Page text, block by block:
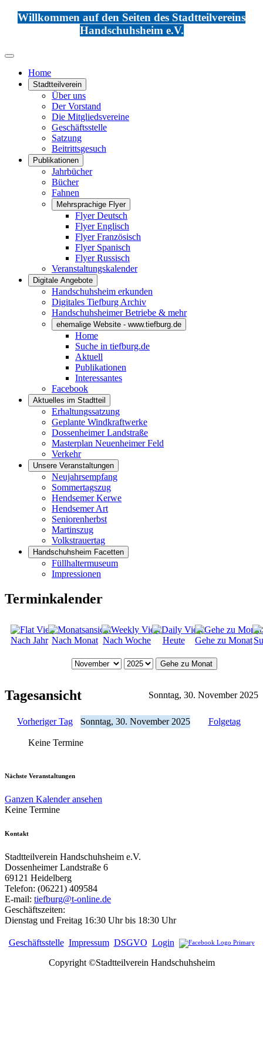
Willkommen auf den Seiten des Stadtteilvereins
Handschuhsheim e.V.
Home
Stadtteilverein
Über uns
Der Vorstand
Die Mitgliedsvereine
Geschäftsstelle
Satzung
Beitrittsgesuch
Publikationen
Jahrbücher
Bücher
Fahnen
Mehrsprachige Flyer
Flyer Deutsch
Flyer Englisch
Flyer Französisch
Flyer Spanisch
Flyer Russisch
Veranstaltungskalender
Digitale Angebote
Handschuhsheim erkunden
Digitales Tiefburg Archiv
Handschuhsheimer Betriebe & mehr
ehemalige Website - www.tiefburg.de
Home
Suche in tiefburg.de
Aktuell
Publikationen
Interessantes
Facebook
Aktuelles im Stadtteil
Erhaltungssatzung
Geplante Windkraftwerke
Dossenheimer Landstraße
Masterplan Neuenheimer Feld
Verkehr
Unsere Veranstaltungen
Neujahrsempfang
Sommertagszug
Hendsemer Kerwe
Hendsemer Art
Seniorenherbst
Martinszug
Volkstrauertag
Handschuhsheim Facetten
Füllhaltermuseum
Impressionen
Terminkalender
Nach Jahr Nach Monat Nach Woche Heute Gehe zu Monat
Gehe zu Monat
Tagesansicht Sonntag, 30. November 2025
Vorheriger Tag Sonntag, 30. November 2025 Folgetag
Keine Termine
Nächste Veranstaltungen
Ganzen Kalender ansehen
Keine Termine
Kontakt
Stadtteilverein Handschuhsheim e.V.
Dossenheimer Landstraße 6
69121 Heidelberg
Telefon: (06221) 409584
E-mail: tiefburg@t-online.de
Geschäftszeiten:
Dienstag und Freitag 16:30 Uhr bis 18:30 Uhr
Geschäftsstelle Impressum DSGVO Login
Copyright ©Stadtteilverein Handschuhsheim